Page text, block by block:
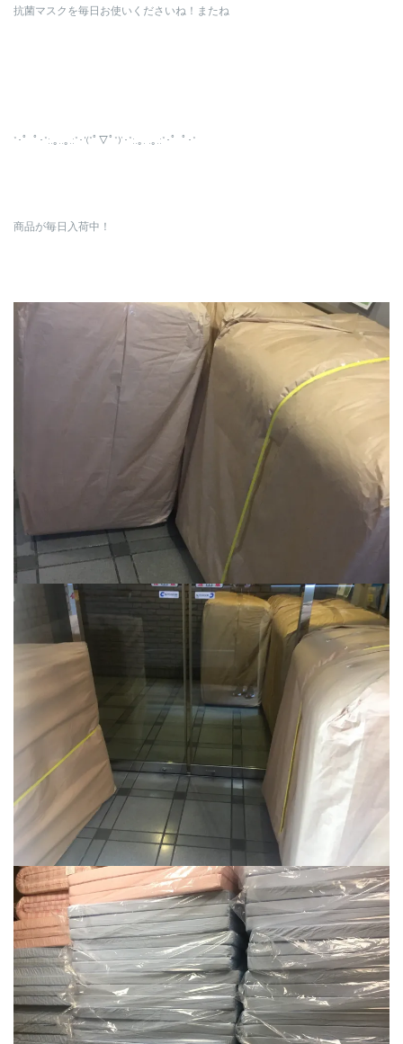
抗菌マスクを毎日お使いくださいね！またね
*･゜ﾟ･*:.｡..｡.:*･'(*ﾟ▽ﾟ*)’･*:.｡. .｡.:*･゜ﾟ･*
商品が毎日入荷中！